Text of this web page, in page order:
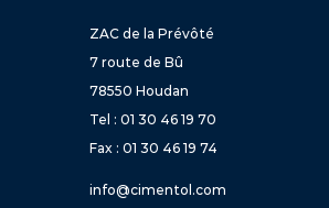
ZAC de la Prévôté
7 route de Bû
78550 Houdan
Tel : 01 30 46 19 70
Fax : 01 30 46 19 74
info@cimentol.com